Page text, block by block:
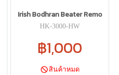
Irish Bodhran Beater Remo
HK-3000-HW
฿1,000
สินค้าหมด